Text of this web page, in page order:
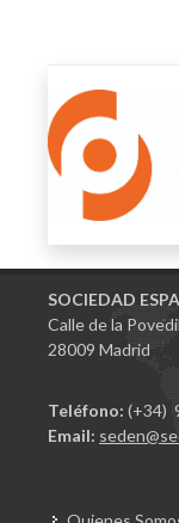
SOCIEDAD
Calle de la
28009 Madrid
Teléfono: (+34)
Email: